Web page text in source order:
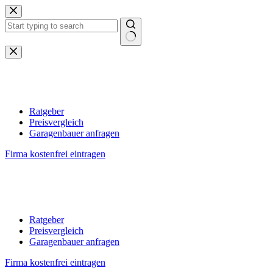
Zum
Inhalt
springen
Keine
Ergebnisse
Ratgeber
Preisvergleich
Garagenbauer anfragen
Firma kostenfrei eintragen
Ratgeber
Preisvergleich
Garagenbauer anfragen
Firma kostenfrei eintragen